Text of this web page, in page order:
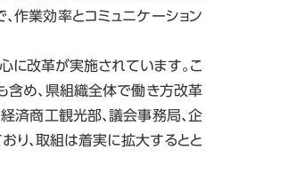
作業効率とコミュニケーション
に改革が実施されています。こ
含め、県組織全体で働き方改革
済商工観光部、議会事務局、企
り、取組は着実に拡大するとと